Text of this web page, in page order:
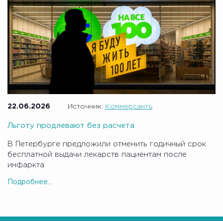
22.06.2026 Источник: Коммерсантъ
Льготу продлевают без расчета
В Петербурге предложили отменить годичный срок
бесплатной выдачи лекарств пациентам после
инфаркта
Подробнее...